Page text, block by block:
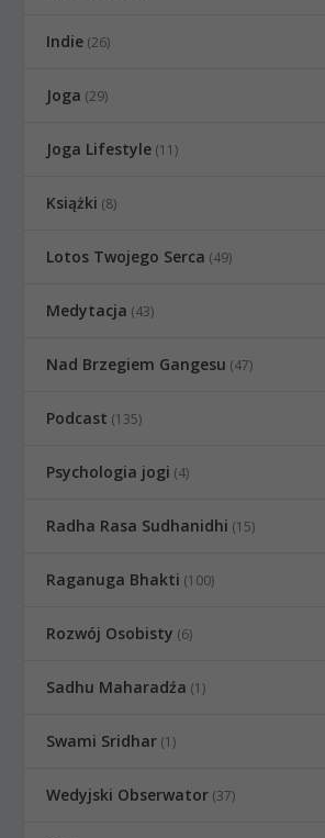
Indie (26)
Joga (29)
Joga Lifestyle (11)
Książki (8)
Lotos Twojego Serca (49)
Medytacja (43)
Nad Brzegiem Gangesu (47)
Podcast (135)
Psychologia jogi (4)
Radha Rasa Sudhanidhi (15)
Raganuga Bhakti (100)
Rozwój Osobisty (6)
Sadhu Maharadźa (1)
Swami Sridhar (1)
Wedyjski Obserwator (37)